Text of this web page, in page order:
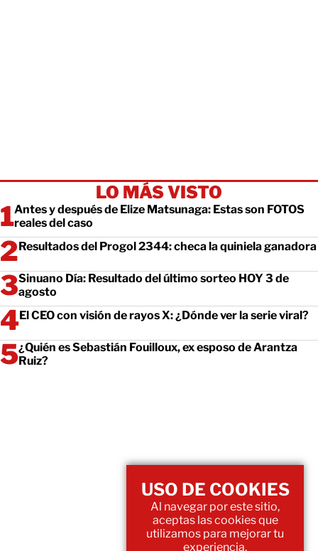
LO MÁS VISTO
Antes y después de Elize Matsunaga: Estas son FOTOS
reales del caso
Resultados del Progol 2344: checa la quiniela ganadora
Sinuano Día: Resultado del último sorteo HOY 3 de
agosto
El CEO con visión de rayos X: ¿Dónde ver la serie viral?
¿Quién es Sebastián Fouilloux, ex esposo de Arantza
Ruiz?
USO DE COOKIES
Al navegar por este sitio,
aceptas las cookies que
utilizamos para mejorar tu
experiencia.